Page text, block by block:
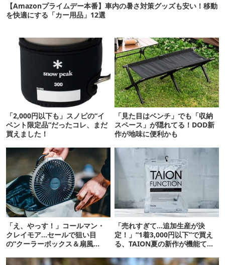
【Amazonプライムデー本番】車内の暑さ対策グッズも安い！移動
を快適にする「カー用品」12選
「2,000円以下も」スノピの“イ
ベント限定品”だったコレ、まだ
買えました！
「見た目はベンチ」でも「収納
スペース」が隠れてる！DOD新
作が地味に便利かも
「え、やっす！」コールマン・
クレイモア…セールで狙い目
の“クーラーボックス＆扇風
「売れすぎて…追加生産が決
定！」“1着3,000円以下”で買え
る、TAION夏の新作が機能てん